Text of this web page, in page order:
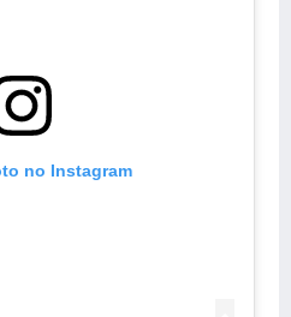
no Instagram